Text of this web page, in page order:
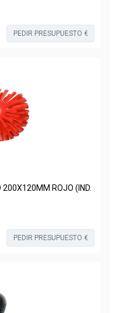
PEDIR PRESUPUESTO €
200X120MM ROJO (IND.
PEDIR PRESUPUESTO €